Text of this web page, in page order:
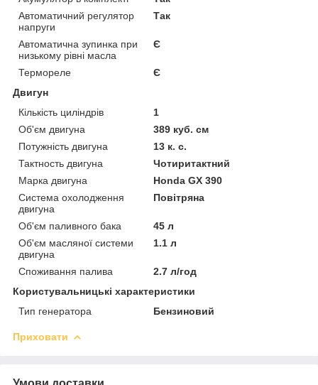
Автоматичний регулятор
напруги
Так
Автоматична зупинка при
низькому рівні масла
Є
Термореле
Є
Двигун
Кількість циліндрів
1
Об'єм двигуна
389 куб. см
Потужність двигуна
13 к. с.
Тактность двигуна
Чотиритактний
Марка двигуна
Honda GX 390
Система охолодження
двигуна
Повітряна
Об'єм паливного бака
45 л
Об'єм масляної системи
двигуна
1.1 л
Споживання палива
2.7 л/год
Користувальницькі характеристики
Тип генератора
Бензиновий
Приховати